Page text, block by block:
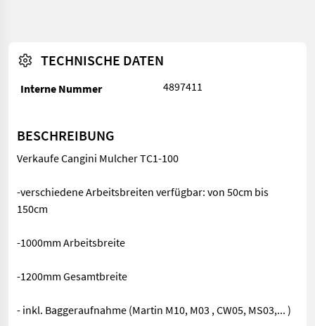
TECHNISCHE DATEN
Interne Nummer 4897411
BESCHREIBUNG
Verkaufe Cangini Mulcher TC1-100
-verschiedene Arbeitsbreiten verfügbar: von 50cm bis
150cm
-1000mm Arbeitsbreite
-1200mm Gesamtbreite
- inkl. Baggeraufnahme (Martin M10, M03 , CW05, MS03,... )